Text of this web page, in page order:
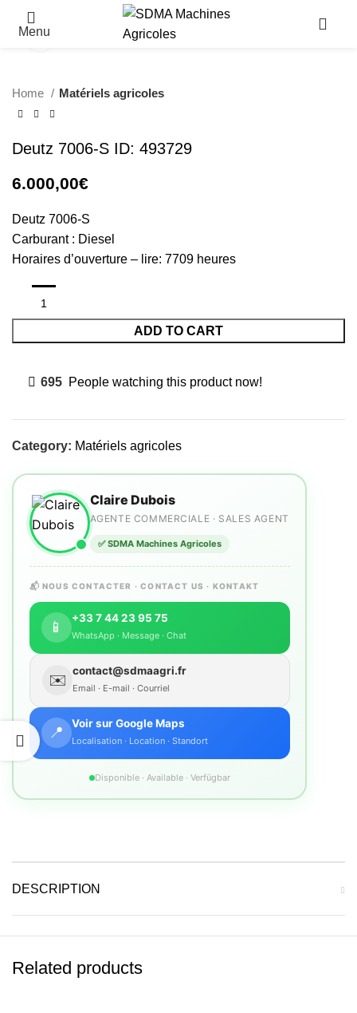
Menu Click to enlarge
Home Matériels agricoles
Deutz 7006-S ID: 493729
6.000,00€
Deutz 7006-S
Carburant : Diesel
Horaires d’ouverture – lire: 7709 heures
ADD TO CART
695 People watching this product now!
Category: Matériels agricoles
Claire Dubois
AGENTE COMMERCIALE · SALES AGENT
✅ SDMA Machines Agricoles
📬 NOUS CONTACTER · CONTACT US · KONTAKT
📱
+33 7 44 23 95 75
WhatsApp · Message · Chat
✉️
contact@sdmaagri.fr
Email · E-mail · Courriel
📍
Voir sur Google Maps
Localisation · Location · Standort
Disponible · Available · Verfügbar
DESCRIPTION
Related products